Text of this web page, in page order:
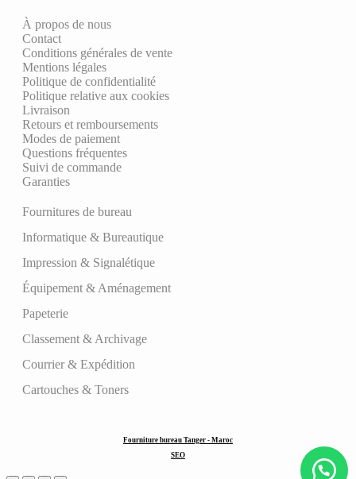
À propos de nous
Contact
Conditions générales de vente
Mentions légales
Politique de confidentialité
Politique relative aux cookies
Livraison
Retours et remboursements
Modes de paiement
Questions fréquentes
Suivi de commande
Garanties
Fournitures de bureau
Informatique & Bureautique
Impression & Signalétique
Équipement & Aménagement
Papeterie
Classement & Archivage
Courrier & Expédition
Cartouches & Toners
Fourniture bureau Tanger - Maroc
SEO